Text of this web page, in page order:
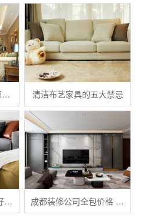
清洁水晶灯的步骤有哪些？ 清洁布艺家具的五大禁忌
什么是全包 全包好不好 全包装修注意事项有哪些 成都装修公司全包价格 成都全包装修多少钱一平